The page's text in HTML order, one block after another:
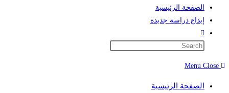
الصفحة الرئيسية
إيداع دراسة جديدة
Toggle
website
Menu Close
الصفحة الرئيسية